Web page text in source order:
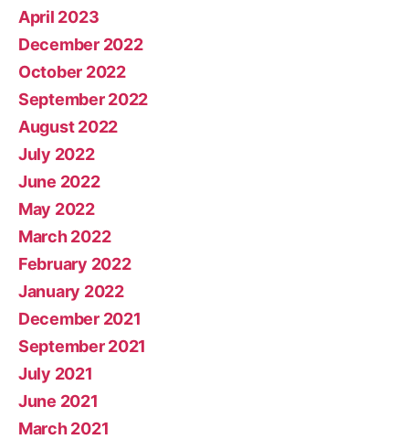
April 2023
December 2022
October 2022
September 2022
August 2022
July 2022
June 2022
May 2022
March 2022
February 2022
January 2022
December 2021
September 2021
July 2021
June 2021
March 2021